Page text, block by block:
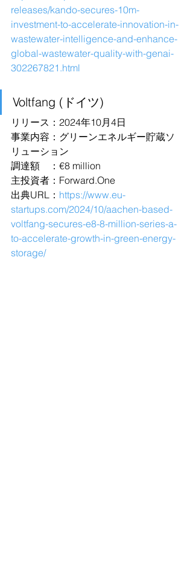
releases/kando-secures-10m-
investment-to-accelerate-innovation-in-
wastewater-intelligence-and-enhance-
global-wastewater-quality-with-genai-
302267821.html
Voltfang (ドイツ)
リリース：2024年10月4日
事業内容：グリーンエネルギー貯蔵ソ
リューション
調達額　：€8 million
主投資者： Forward.One
出典URL： https://www.eu-
startups.com/2024/10/aachen-based-
voltfang-secures-e8-8-million-series-a-
to-accelerate-growth-in-green-energy-
storage/